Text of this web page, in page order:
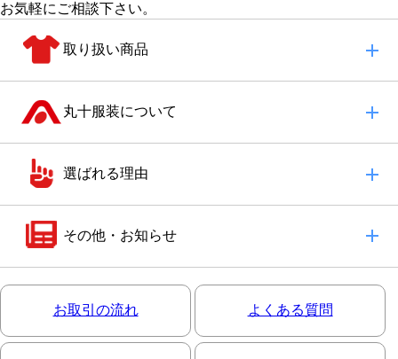
お気軽にご相談下さい。
取り扱い商品
丸十服装について
選ばれる理由
その他・お知らせ
お取引の流れ よくある質問